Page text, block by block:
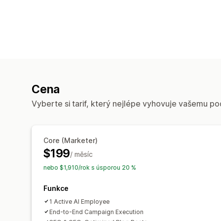
Cena
Vyberte si tarif, který nejlépe vyhovuje vašemu
Core (Marketer)
$199/ měsíc
nebo $1,910/rok s úsporou 20 %
Funkce
1 Active AI Employee
End-to-End Campaign Execution